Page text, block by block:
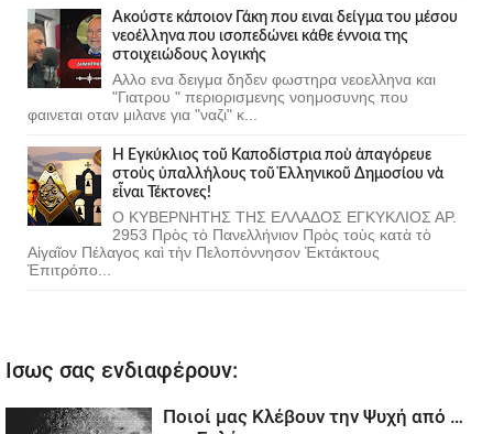
Ακούστε κάποιον Γάκη που ειναι δείγμα του μέσου
νεοέλληνα που ισοπεδώνει κάθε έννοια της
στοιχειώδους λογικής
Αλλο ενα δειγμα δηδεν φωστηρα νεοελληνα και
"Γιατρου " περιορισμενης νοημοσυνης που
φαινεται οταν μιλανε για "ναζι" κ...
Ἡ Ἐγκύκλιος τοῦ Καποδίστρια ποὺ ἀπαγόρευε
στοὺς ὑπαλλήλους τοῦ Ἑλληνικοῦ Δημοσίου νὰ
εἶναι Τέκτονες!
Ο ΚΥΒΕΡΝΗΤΗΣ ΤΗΣ ΕΛΛΑΔΟΣ ΕΓΚΥΚΛΙΟΣ ΑΡ.
2953 Πρὸς τὸ Πανελλήνιον Πρὸς τοὺς κατὰ τὸ
Αἰγαῖον Πέλαγος καὶ τὴν Πελοπόννησον Ἐκτάκτους
Ἐπιτρόπο...